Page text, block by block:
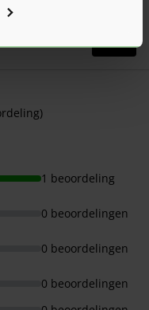
project is lees je hier!
Lees
1 beoordeling
0 beoordelingen
0 beoordelingen
0 beoordelingen